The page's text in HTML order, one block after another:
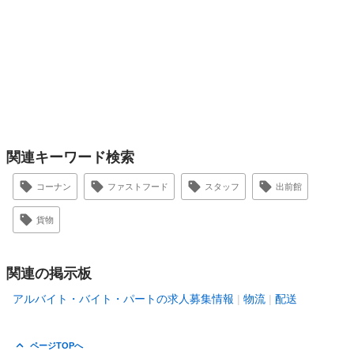
関連キーワード検索
コーナン ファストフード スタッフ 出前館
貨物
関連の掲示板
アルバイト・バイト・パートの求人募集情報 物流 配送
ページTOPへ